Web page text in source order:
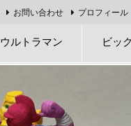
ウルトラマン ビッ
お問い合わせ プロフィール